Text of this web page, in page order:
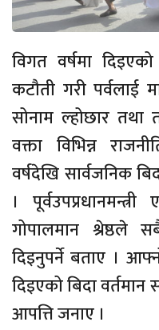
विगत वर्षमा
कटौती गरी पर्वलाई
सोनाम ल्होछार तथा
वक्ता विभिन्न
वर्षदेखि सार्वजनिक
।
गोपालमान श्रेष्ठले
दिइनुपर्ने बताए ।
दिइएको बिदा
आपत्ति जनाए ।